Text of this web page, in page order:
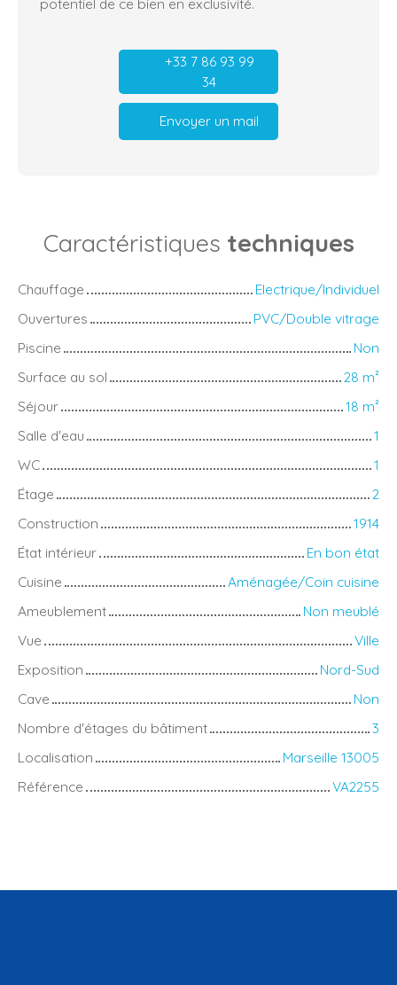
+33 7 86 93 99
34
Envoyer un mail
Caractéristiques techniques
Chauffage
Electrique/Individuel
Ouvertures
PVC/Double vitrage
Piscine
Non
Surface au sol
28 m²
Séjour
18 m²
Salle d'eau
1
WC
1
Étage
2
Construction
1914
État intérieur
En bon état
Cuisine
Aménagée/Coin cuisine
Ameublement
Non meublé
Vue
Ville
Exposition
Nord-Sud
Cave
Non
Nombre d'étages du bâtiment
3
Localisation
Marseille 13005
Référence
VA2255